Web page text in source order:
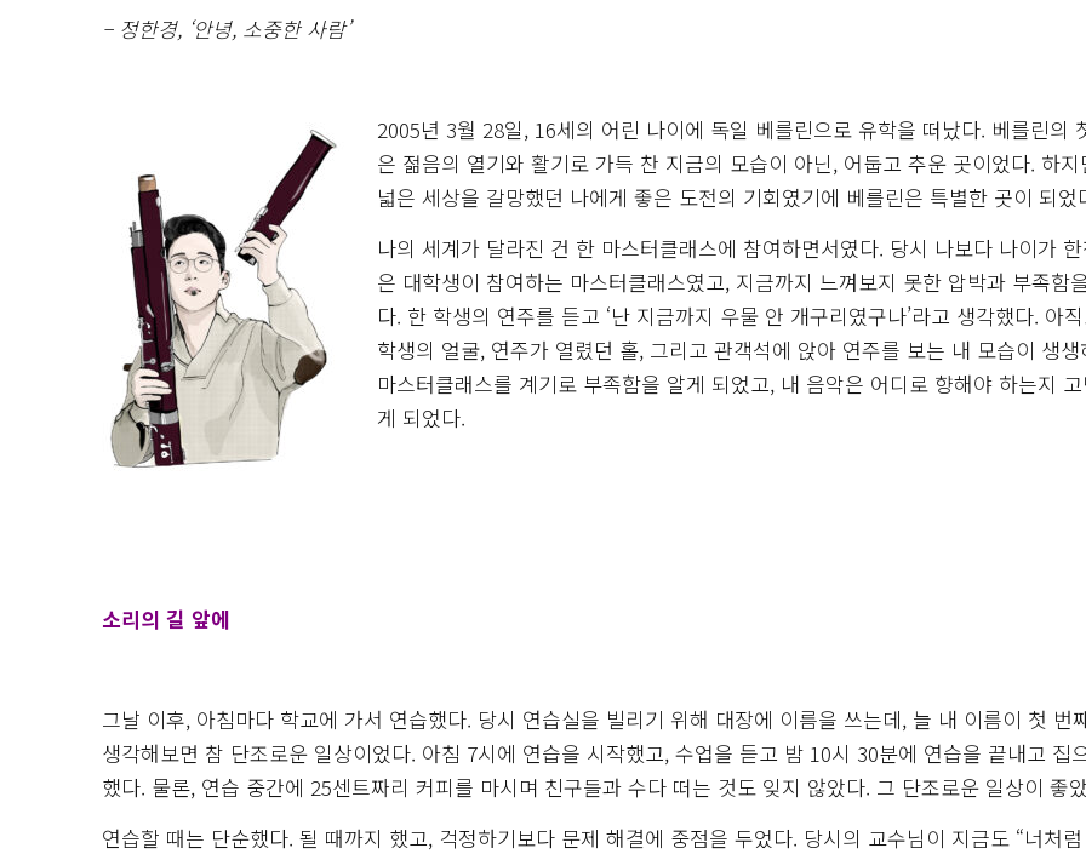
– 정한경, ‘안녕, 소중한 사람’
2005년 3월 28일, 16세의 어린 나이에 독일 베를린으로 유학을 떠났다. 베를린의
은 젊음의 열기와 활기로 가득 찬 지금의 모습이 아닌, 어둡고 추운 곳이었다. 하지
넓은 세상을 갈망했던 나에게 좋은 도전의 기회였기에 베를린은 특별한 곳이 되었
나의 세계가 달라진 건 한 마스터클래스에 참여하면서였다. 당시 나보다 나이가
은 대학생이 참여하는 마스터클래스였고, 지금까지 느껴보지 못한 압박과 부족함
다. 한 학생의 연주를 듣고 ‘난 지금까지 우물 안 개구리였구나’라고 생각했다. 아
학생의 얼굴, 연주가 열렸던 홀, 그리고 관객석에 앉아 연주를 보는 내 모습이 생생
마스터클래스를 계기로 부족함을 알게 되었고, 내 음악은 어디로 향해야 하는지
게 되었다.
소리의 길 앞에
그날 이후, 아침마다 학교에 가서 연습했다. 당시 연습실을 빌리기 위해 대장에 이름을 쓰는데, 늘 내 이름이 첫 번
생각해보면 참 단조로운 일상이었다. 아침 7시에 연습을 시작했고, 수업을 듣고 밤 10시 30분에 연습을 끝내고 집
했다. 물론, 연습 중간에 25센트짜리 커피를 마시며 친구들과 수다 떠는 것도 잊지 않았다. 그 단조로운 일상이 좋
연습할 때는 단순했다. 될 때까지 했고, 걱정하기보다 문제 해결에 중점을 두었다. 당시의 교수님이 지금도 “너처